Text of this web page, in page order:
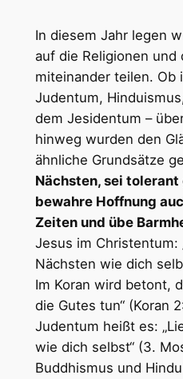
In diesem Jahr legen
auf die Religionen und
miteinander teilen. Ob
Judentum,
dem Jesidentum –
hinweg wurden den
ähnliche Grundsätze
Nächsten, sei
bewahre Hoffnung
Zeiten und übe
Jesus im Christentum:
Nächsten wie dich
Im Koran wird betont,
die Gutes tun“ (Koran
Judentum heißt es:
wie dich selbst“ (3.
Buddhismus und